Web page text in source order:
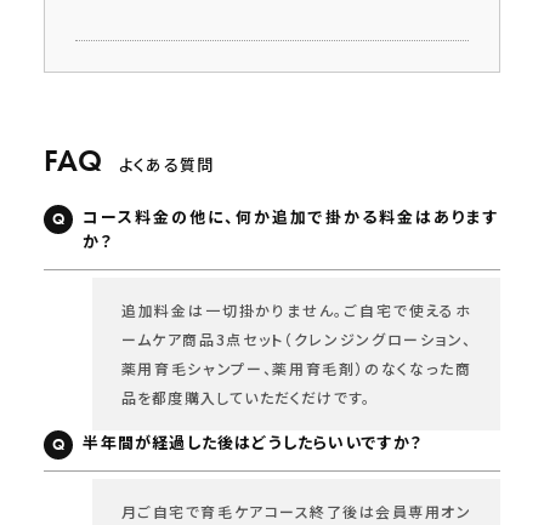
よくある質問
コース料金の他に、何か追加で掛かる料金はあります
か？
追加料金は一切掛かりません。ご自宅で使えるホ
ームケア商品3点セット（クレンジングローション、
薬用育毛シャンプー、薬用育毛剤）のなくなった商
品を都度購入していただくだけです。
半年間が経過した後はどうしたらいいですか？
月ご自宅で育毛ケアコース終了後は会員専用オン